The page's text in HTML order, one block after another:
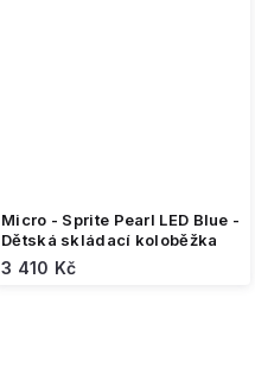
Micro - Sprite Pearl LED Blue -
Dětská skládací koloběžka
3 410 Kč